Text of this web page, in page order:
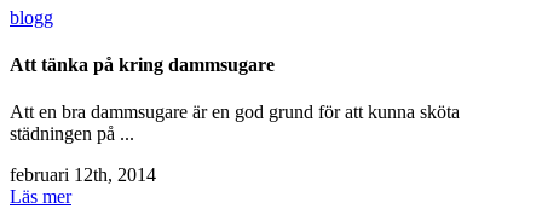
blogg
Att tänka på kring dammsugare
Att en bra dammsugare är en god grund för att kunna sköta
städningen på ...
februari 12th, 2014
Läs mer